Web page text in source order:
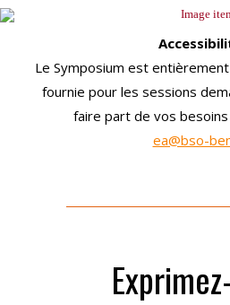
Le Symposium est
fournie pour les sessions
faire part de vos besoins
ea@bso-